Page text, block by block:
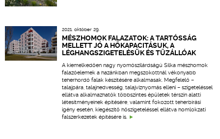
2021. október 29.
MÉSZHOMOK FALAZATOK: A TARTÓSSÁG
MELLETT JÓ A HŐKAPACITÁSUK, A
LÉGHANGSZIGETELÉSÜK ÉS TŰZÁLLÓAK
A kiemelkedően nagy nyomószilárdságú Silka mészhomok
falazóelemek a hazánkban megszokottnál vékonyabb
teherhordó falak készítésére alkalmasak. Megfelelő –
talajpára, talajnedvesség, talajvíznyomás elleni – szigeteléssel
ellátva alkalmazhatók többszintes épületek térszín alatti
létesítményeinek építésére, valamint fokozott teherbírási
igény esetén, kiegészítő hőszigeteléssel ellátva homlokzati
falszerkezetek építésére is.